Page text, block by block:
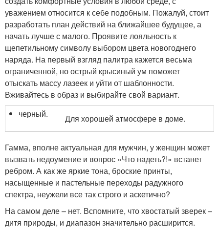
уважением относится к себе подобным. Пожалуй, стоит
разработать план действий на ближайшее будущее, а
начать лучше с малого. Проявите лояльность к
щепетильному символу выбором цвета новогоднего
наряда. На первый взгляд палитра кажется весьма
ограниченной, но острый крысиный ум поможет
отыскать массу лазеек и уйти от шаблонности.
Вживайтесь в образ и выбирайте свой вариант.
черный.
Для хорошей атмосфере в доме.
Гамма, вполне актуальная для мужчин, у женщин может
вызвать недоумение и вопрос «Что надеть?!» встанет
ребром. А как же яркие тона, броские принты,
насыщенные и пастельные переходы радужного
спектра, неужели все так строго и аскетично?
На самом деле – нет. Вспомните, что хвостатый зверек –
дитя природы, и диапазон значительно расширится.